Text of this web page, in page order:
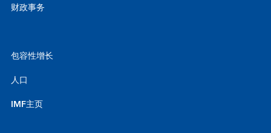
财政事务
包容性增长
人口
IMF主页